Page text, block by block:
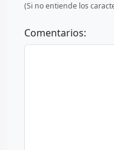
(Si no entiende los
Comentarios: